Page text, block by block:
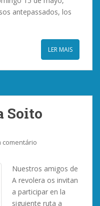
antepassados, los
LER MAIS
Soito
comentário
Nuestros amigos de
A revolera os invitan
a participar en la
siguiente ruta a